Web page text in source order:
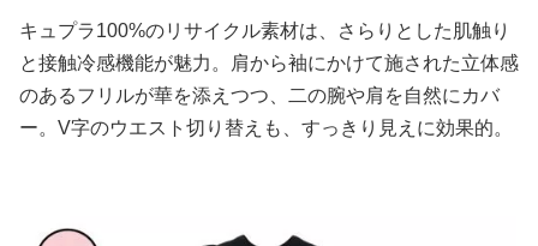
キュプラ100%のリサイクル素材は、さらりとした肌触り
と接触冷感機能が魅力。肩から袖にかけて施された立体感
のあるフリルが華を添えつつ、二の腕や肩を自然にカバ
ー。V字のウエスト切り替えも、すっきり見えに効果的。